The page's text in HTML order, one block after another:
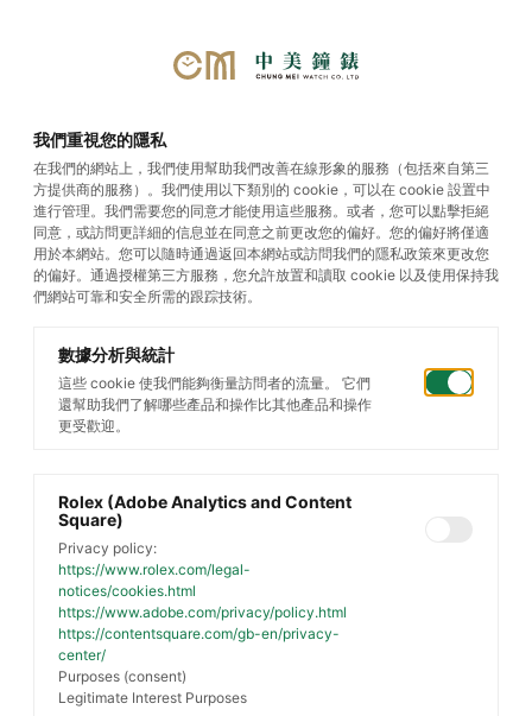
Submariner
我們重視您的隱私
在我們的網站上，我們使用幫助我們改善在線形象的服務（包括來自第三
方提供商的服務）。我們使用以下類別的 cookie，可以在 cookie 設置中
進行管理。我們需要您的同意才能使用這些服務。或者，您可以點擊拒絕
同意，或訪問更詳細的信息並在同意之前更改您的偏好。您的偏好將僅適
用於本網站。您可以隨時通過返回本網站或訪問我們的隱私政策來更改您
的偏好。通過授權第三方服務，您允許放置和讀取 cookie 以及使用保持我
們網站可靠和安全所需的跟踪技術。
數據分析與統計
這些 cookie 使我們能夠衡量訪問者的流量。 它們
還幫助我們了解哪些產品和操作比其他產品和操作
更受歡迎。
Rolex (Adobe Analytics and Content
Square)
Privacy policy:
https://www.rolex.com/legal-
notices/cookies.html
https://www.adobe.com/privacy/policy.html
https://contentsquare.com/gb-en/privacy-
center/
Purposes (consent)
Legitimate Interest Purposes